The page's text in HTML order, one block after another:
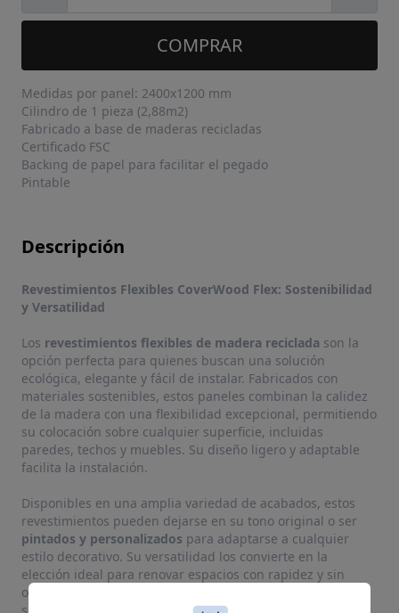
COMPRAR
Medidas por panel: 2400x1200 mm
Cilindro de 1 pieza (2,88m2)
Fabricado a base de maderas recicladas
Certificado FSC
Backing de papel para facilitar el pegado
Pintable
Descripción
Revestimientos Flexibles CoverWood Flex: Sostenibilidad
y Versatilidad
Los revestimientos flexibles de madera reciclada son la
opción perfecta para quienes buscan una solución
ecológica, elegante y fácil de instalar. Fabricados con
materiales sostenibles, estos paneles combinan la calidez
de la madera con una flexibilidad excepcional, permitiendo
su colocación sobre cualquier superficie, incluidas
paredes, techos y muebles. Su diseño ligero y adaptable
facilita la instalación.
Disponibles en una amplia variedad de acabados, estos
revestimientos pueden dejarse en su tono original o ser
pintados y personalizados para adaptarse a cualquier
estilo decorativo. Su versatilidad los convierte en la
elección ideal para renovar espacios con rapidez y sin
obras complicadas, aportando un toque natural y